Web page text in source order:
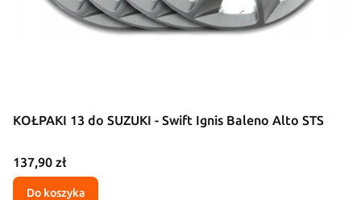
KOŁPAKI 13 do SUZUKI - Swift Ignis Baleno Alto STS
Cena
137,90 zł
Do koszyka